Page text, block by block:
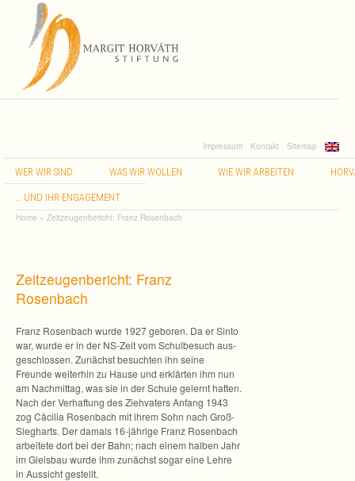
Impressum Kontakt Sitemap
WER WIR SIND WAS WIR WOLLEN WIE WIR ARBEITEN
UND IHR ENGAGEMENT
Home » Zeitzeugenbericht: Franz Rosenbach
Zeit­zeu­gen­be­richt: Franz
Rosenbach
Franz Rosen­bach wurde 1927 gebo­ren. Da er Sinto
war, wurde er in der NS-Zeit vom Schul­be­such aus­
ge­schlos­sen. Zunächst besuch­ten ihn seine
Freunde wei­ter­hin zu Hause und erklär­ten ihm nun
am Nach­mit­tag, was sie in der Schule gelernt hat­ten.
Nach der Ver­haf­tung des Zieh­va­ters Anfang 1943
zog Cäci­lia Rosen­bach mit ihrem Sohn nach Groß-
Siegharts. Der damals 16-jährige Franz Rosen­bach
arbei­tete dort bei der Bahn; nach einem hal­ben Jahr
im Gleis­bau wurde ihm zunächst sogar eine Lehre
in Aus­sicht gestellt.